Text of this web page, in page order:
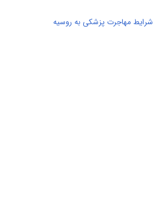
شرایط مهاجرت پزشکی به روسیه